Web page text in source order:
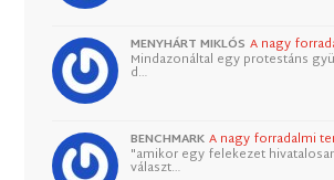
MENYHÁRT MIKLÓS A nagy
Mindazonáltal egy protestáns
d…
BENCHMARK A nagy forradalmi
"amikor egy felekezet
választ…